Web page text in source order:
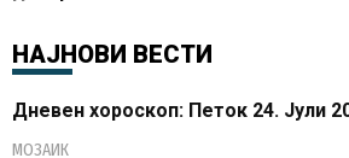
НАЈНОВИ ВЕСТИ
Дневен хороскоп: Петок 24. Јули
МОЗАИК